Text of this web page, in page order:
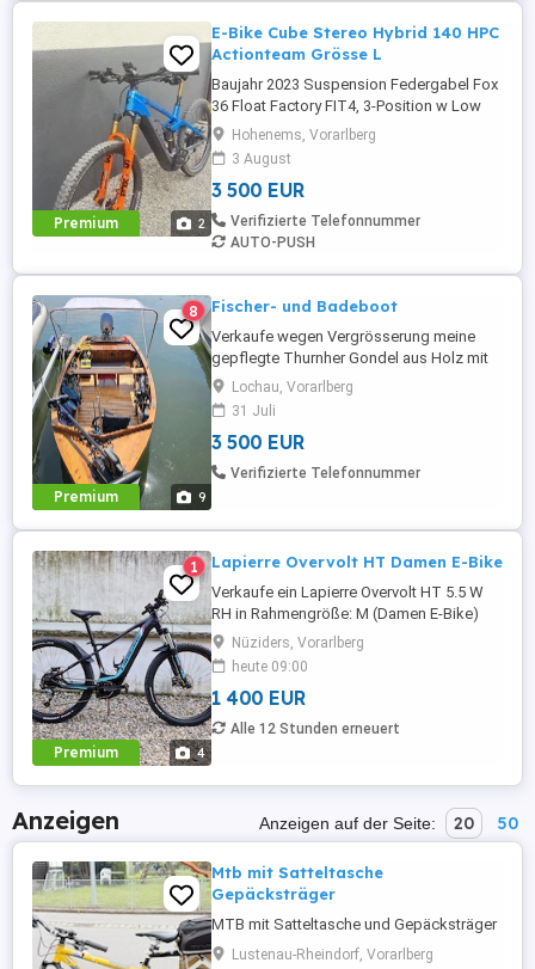
Premium 2
E-Bike Cube Stereo Hybrid 140 HPC
Actionteam Grösse L
Baujahr 2023 Suspension Federgabel Fox
36 Float Factory FIT4, 3-Position w Low
Speed Compression Adjust, Tapered,
15x110mm, E-Bike Optimized, 150mm,
Kashima Coated Dämpfer Fox Float X
Factory, 205x60mm (27.5: 185x55mm),
Adjustable LSC w 2-Pos. Lever, Trunnion
Mount, Kashima Coated Dämpfer
Hohenems, Vorarlberg
3 August
3 500 EUR
Verifizierte Telefonnummer
AUTO-PUSH
Premium 9
8 Fischer- und Badeboot
Verkaufe wegen Vergrösserung meine
gepflegte Thurnher Gondel aus Holz mit
Bodenseezulassung. Das klassische Boot
überzeugt durch seine hochwertige
Holzverarbeitung und den
charakteristischen Look. Boot: Länge:
5,35 mtr. Breite: 1,60 mtr. Baujahr: 1983
Lochau, Vorarlberg
31 Juli
3 500 EUR
Verifizierte Telefonnummer
Premium 4
1 Lapierre Overvolt HT Damen E-Bike
Verkaufe ein Lapierre Overvolt HT 5.5 W
RH in Rahmengröße: M (Damen E-Bike)
Nur 1130 Kilometer gefahren. Yamaha
Motor, eingebautes Supernove Mini 2
Licht.
Nüziders, Vorarlberg
heute 09:00
1 400 EUR
Alle 12 Stunden erneuert
Anzeigen Anzeigen auf der Seite: 20 50
Mtb mit Satteltasche
Gepäcksträger
MTB mit Satteltasche und Gepäcksträger
Lustenau-Rheindorf, Vorarlberg